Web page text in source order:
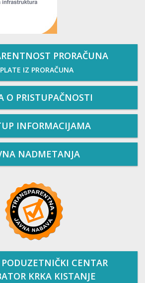
PRORAČUNA
IZ PRORAČUNA
O PRISTUPAČNOSTI
INFORMACIJAMA
NADMETANJA
CENTAR
KRKA KISTANJE